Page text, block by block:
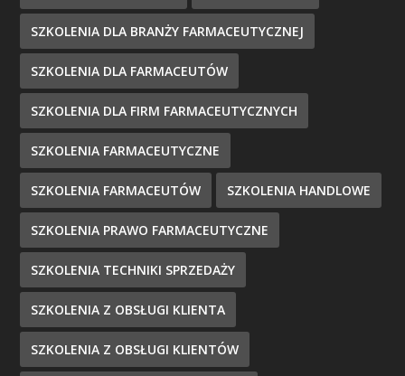
SZKOLENIA DLA BRANŻY FARMACEUTYCZNEJ
SZKOLENIA DLA FARMACEUTÓW
SZKOLENIA DLA FIRM FARMACEUTYCZNYCH
SZKOLENIA FARMACEUTYCZNE
SZKOLENIA FARMACEUTÓW SZKOLENIA HANDLOWE
SZKOLENIA PRAWO FARMACEUTYCZNE
SZKOLENIA TECHNIKI SPRZEDAŻY
SZKOLENIA Z OBSŁUGI KLIENTA
SZKOLENIA Z OBSŁUGI KLIENTÓW